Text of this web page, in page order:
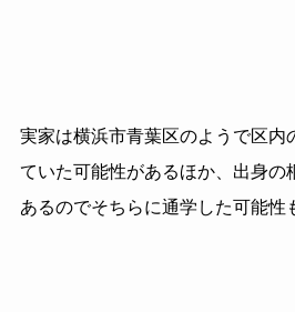
実家は横浜市青葉区のようで区内
ていた可能性があるほか、出身の
あるのでそちらに通学した可能性